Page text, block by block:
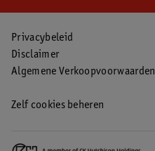
Privacybeleid
Disclaimer
Algemene Verkoopvoorwaarden
Zelf cookies beheren